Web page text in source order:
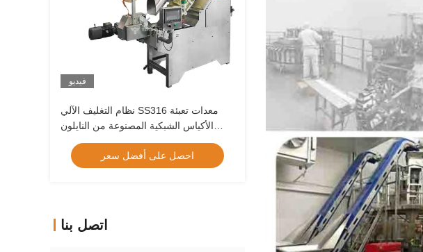
فيديو
نظام التغليف الآلي SS316 معدات تعبئة
الأكياس الشبكية المصنوعة من النايلون
الشبكي
احصل على أفضل سعر
اتصل بنا